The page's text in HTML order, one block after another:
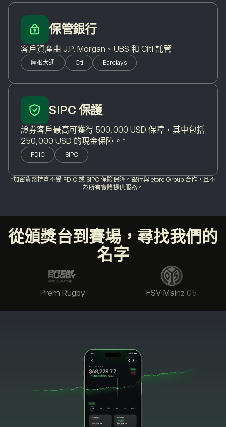
保管銀行
客戶資產由 J.P. Morgan、UBS 和 Citi 託管
摩根大通 Citi Barclays
SIPC 保護
證券客戶最高可獲得 500,000 USD 保障，其中包括
250,000 USD 的現金保障。*
FDIC SIPC
*加密貨幣持倉不受 FDIC 或 SIPC 保險保障。銀行與 etoro Group 合作，且不
為所有實體提供服務。
從頒獎台到賽場，尋找我們的
名字
Prem Rugby FSV Mainz 05